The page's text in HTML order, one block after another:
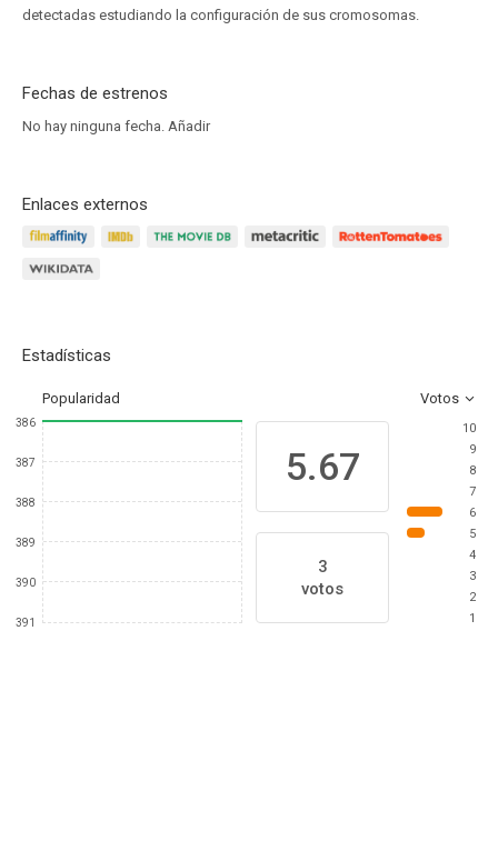
detectadas estudiando la configuración de sus cromosomas.
Fechas de estrenos
No hay ninguna fecha. Añadir
Enlaces externos
Estadísticas
Popularidad Votos
386
387
388
389
390
391
5.67
3
votos
10
9
8
7
6
5
4
3
2
1